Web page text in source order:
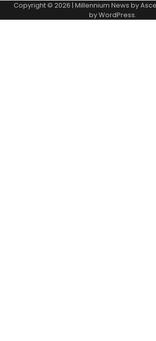
Copyright © 2026 | Millennium News by
byWordPress.